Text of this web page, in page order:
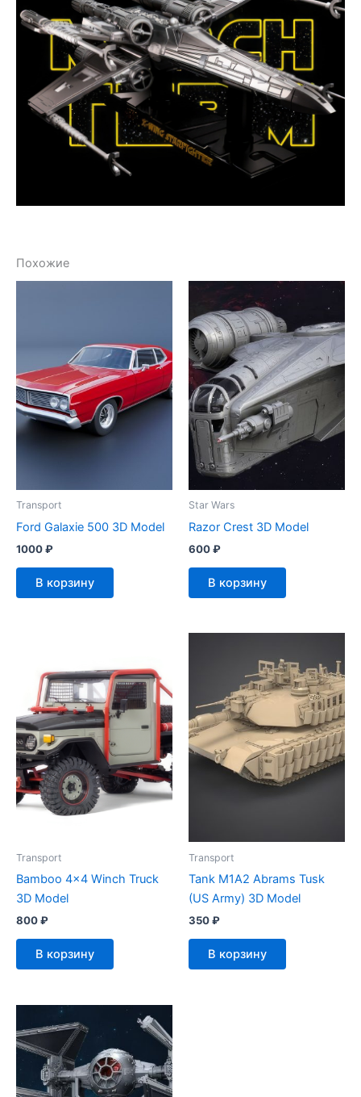
Похожие
Transport
Ford Galaxie 500 3D Model
1000₽
В корзину
Star Wars
Razor Crest 3D Model
600₽
В корзину
Transport
Bamboo 4×4 Winch Truck
3D Model
800₽
В корзину
Transport
Tank M1A2 Abrams Tusk
(US Army) 3D Model
350₽
В корзину